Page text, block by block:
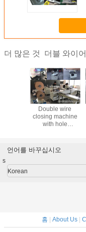
더 많은 것 더블 와이
Double wire
closing machine
with hole
calendar
언어를 바꾸십시오
s
Korean
홈 | About Us |